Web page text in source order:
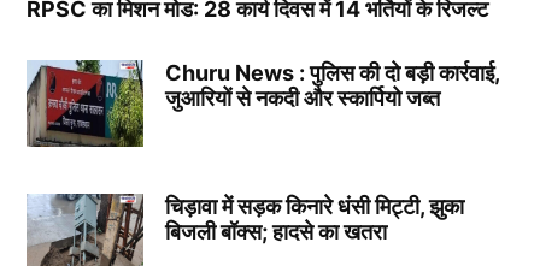
RPSC का मिशन मोड: 28 कार्य दिवस में 14 भर्तियों के रिजल्ट
Churu News : पुलिस की दो बड़ी कार्रवाई,
जुआरियों से नकदी और स्कार्पियो जब्त
चिड़ावा में सड़क किनारे धंसी मिट्टी, झुका
बिजली बॉक्स; हादसे का खतरा